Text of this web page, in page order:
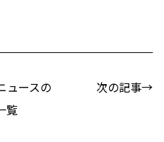
ュースの
覧
次の記事→